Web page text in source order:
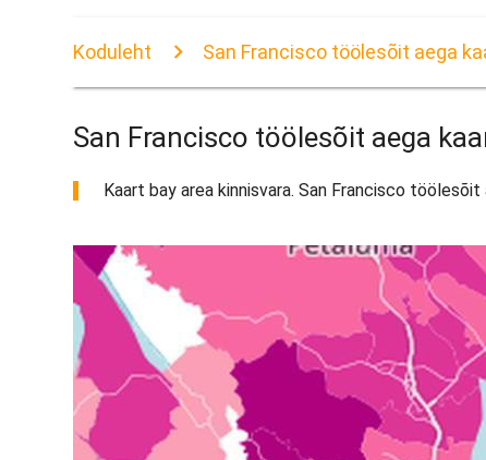
Koduleht San Francisco töölesõit aega
San Francisco töölesõit aega
Kaart bay area kinnisvara. San Francisco